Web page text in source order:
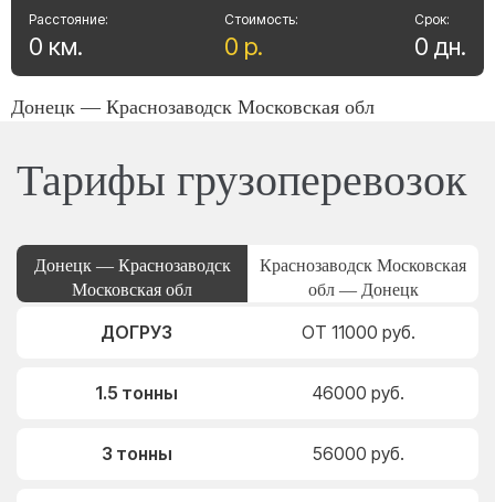
Стоимость:
0 р.
Расстояние:
0 км.
Срок:
0 дн.
Донецк — Краснозаводск Московская обл
Тарифы грузоперевозок
Донецк — Краснозаводск
Московская обл
Краснозаводск Московская
обл — Донецк
ДОГРУЗ ОТ 11000 руб.
1.5 тонны 46000 руб.
3 тонны 56000 руб.